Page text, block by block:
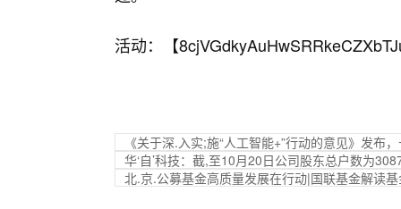
活动：【
《关于深.入实;施“人工智能+”行动的意见》发布
华‘自’科技：截,至10月20日公司股东总户数为
北.京.公募基金高质量发展在行动|国联基金解读